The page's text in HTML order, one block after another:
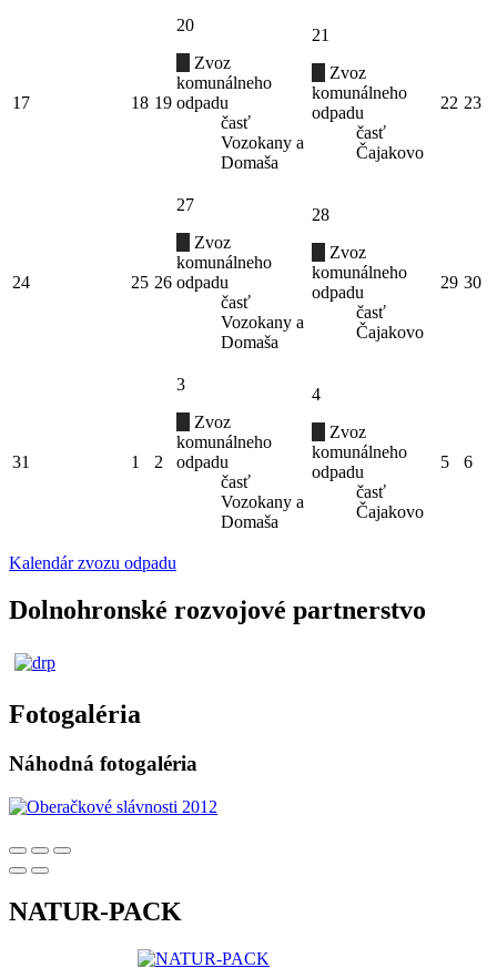
17 18 19
20
Zvoz
komunálneho
odpadu
časť
Vozokany a
Domaša
21
Zvoz
komunálneho
odpadu
časť
Čajakovo
22 23
24 25 26
27
Zvoz
komunálneho
odpadu
časť
Vozokany a
Domaša
28
Zvoz
komunálneho
odpadu
časť
Čajakovo
29 30
31 1 2
3
Zvoz
komunálneho
odpadu
časť
Vozokany a
Domaša
4
Zvoz
komunálneho
odpadu
časť
Čajakovo
5 6
Kalendár zvozu odpadu
Dolnohronské rozvojové partnerstvo
Fotogaléria
Náhodná fotogaléria
NATUR-PACK